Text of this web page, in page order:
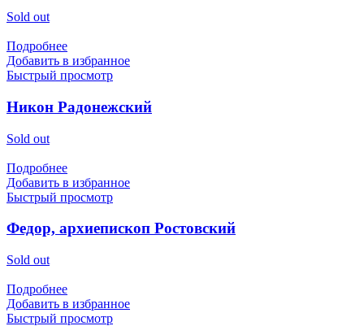
Sold out
Подробнее
Добавить в избранное
Быстрый просмотр
Никон Радонежский
Sold out
Подробнее
Добавить в избранное
Быстрый просмотр
Федор, архиепископ Ростовский
Sold out
Подробнее
Добавить в избранное
Быстрый просмотр